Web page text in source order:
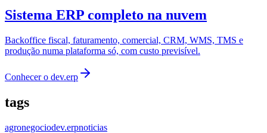
Sistema ERP completo na nuvem
Backoffice fiscal, faturamento, comercial, CRM, WMS, TMS e
produção numa plataforma só, com custo previsível.
Conhecer o dev.erp
tags
agronegociodev.erpnoticias